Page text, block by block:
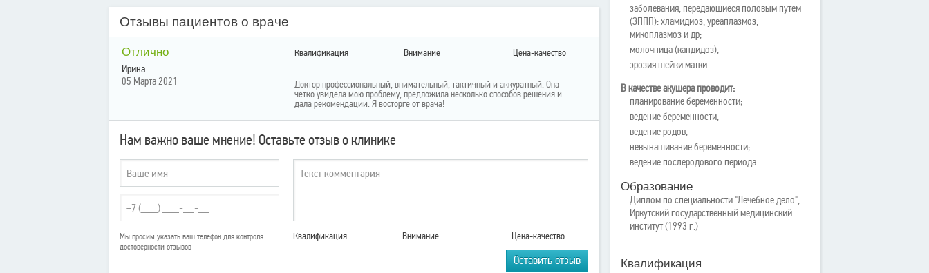
Отзывы пациентов о враче
Отлично
Ирина
05 Марта 2021
Квалификация Внимание Цена-качество
Доктор профессиональный, внимательный, тактичный и аккуратный. Она
четко увидела мою проблему, предложила несколько способов решения и
дала рекомендации. Я восторге от врача!
Нам важно ваше мнение! Оставьте отзыв о клинике
Мы просим указать ваш телефон для контроля
достоверности отзывов
Квалификация Внимание Цена-качество
Оставить отзыв
заболевания, передающиеся половым путем
(ЗППП): хламидиоз, уреаплазмоз,
микоплазмоз и др;
молочница (кандидоз);
эрозия шейки матки.
В качестве акушера проводит:
планирование беременности;
ведение беременности;
ведение родов;
невынашивание беременности;
ведение послеродового периода.
Образование
Диплом по специальности "Лечебное дело",
Иркутский государственный медицинский
институт (1993 г.)
Квалификация